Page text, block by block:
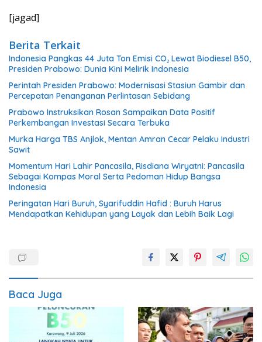
[jagad]
Berita Terkait
Indonesia Pangkas 44 Juta Ton Emisi CO₂ Lewat Biodiesel B50,
Presiden Prabowo: Dunia Kini Melirik Indonesia
Perintah Presiden Prabowo: Modernisasi Stasiun Gambir dan
Percepatan Penanganan Perlintasan Sebidang
Prabowo Instruksikan Rosan Sampaikan Data Positif
Perkembangan Investasi Secara Terbuka
Murka Harga TBS Anjlok, Mentan Amran Cecar Pelaku Industri
Sawit
Momentum Hari Lahir Pancasila, Risdiana Wiryatni: Pancasila
Sebagai Kompas Moral Serta Pedoman Hidup Bangsa
Indonesia
Peringatan Hari Buruh, Syarifuddin Hafid : Buruh Harus
Mendapatkan Kehidupan yang Layak dan Lebih Baik Lagi
Baca Juga